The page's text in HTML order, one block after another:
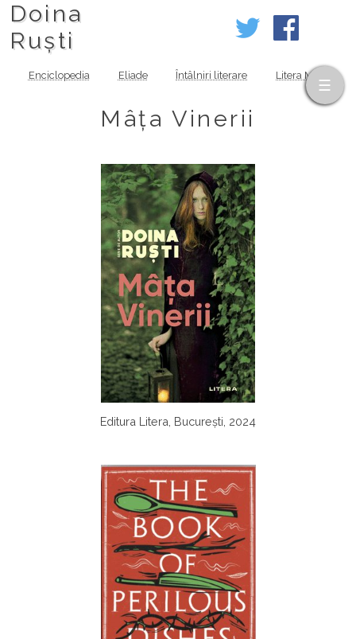
Doina
Ruști
Enciclopedia Eliade Întâlniri literare Litera MOV
Mâța Vinerii
Editura Litera, București, 2024